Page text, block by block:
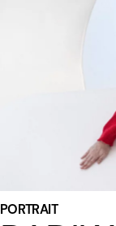
PORTRAIT